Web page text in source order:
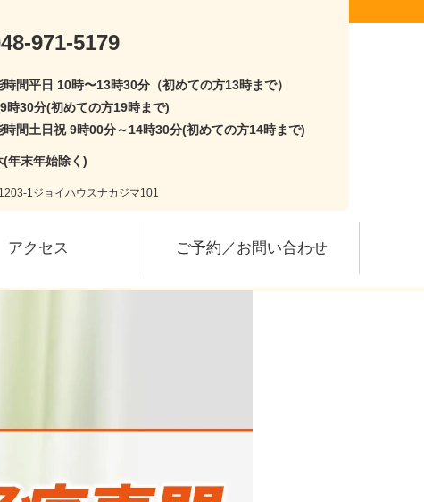
971-5179
間平日 10時〜13時30分（初めての方13時まで）
時30分(初めての方19時まで)
時間土日祝 9時00分～14時30分(初めての方14時まで)
(年末年始除く)
1ジョイハウスナカジマ101
アクセス ご予約／お問い合わせ